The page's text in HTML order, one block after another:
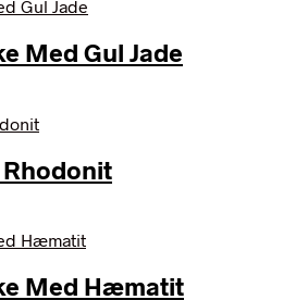
Med Gul Jade
Med Hæmatit